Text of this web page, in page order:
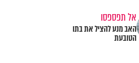
אל תפספסו
האב מנע להציל את בתו
הטובעת